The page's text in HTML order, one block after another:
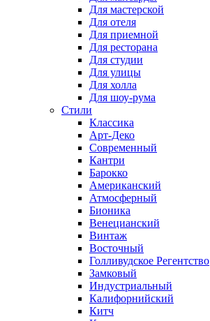
Для мастерской
Для отеля
Для приемной
Для ресторана
Для студии
Для улицы
Для холла
Для шоу-рума
Стили
Классика
Арт-Деко
Современный
Кантри
Барокко
Американский
Атмосферный
Бионика
Венецианский
Винтаж
Восточный
Голливудское Регентство
Замковый
Индустриальный
Калифорнийский
Китч